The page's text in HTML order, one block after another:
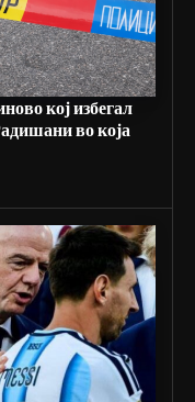
кој избегал
во која